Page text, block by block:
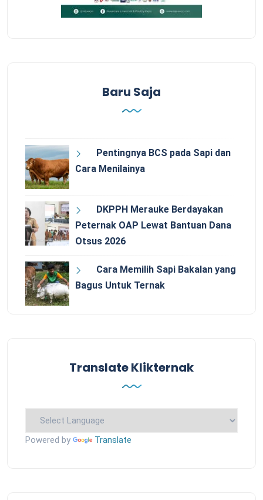
Baru Saja
Pentingnya BCS pada Sapi dan
Cara Menilainya
DKPPH Merauke Berdayakan
Peternak OAP Lewat Bantuan Dana
Otsus 2026
Cara Memilih Sapi Bakalan yang
Bagus Untuk Ternak
Translate Klikternak
Powered by Translate